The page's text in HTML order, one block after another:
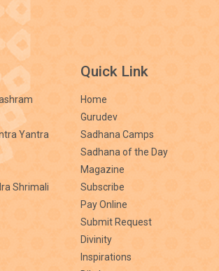
Yantra
Shrimali
Quick Link
Home
Gurudev
Sadhana Camps
Sadhana of the Day
Magazine
Subscribe
Pay Online
Submit Request
Divinity
Inspirations